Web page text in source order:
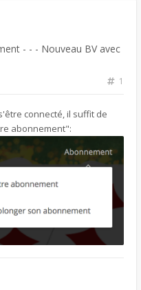
- - - Nouveau BV avec
1
connecté, il suffit de
abonnement":